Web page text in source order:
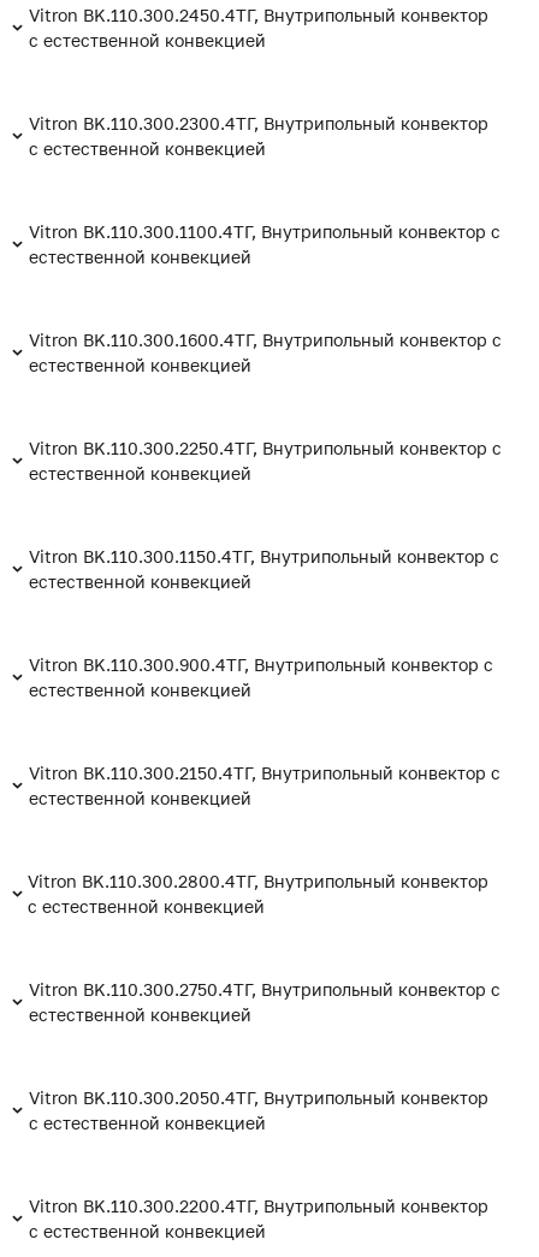
Vitron BK.110.300.2450.4ТГ, Внутрипольный конвектор
с естественной конвекцией
Vitron BK.110.300.2300.4ТГ, Внутрипольный конвектор
с естественной конвекцией
Vitron BK.110.300.1100.4ТГ, Внутрипольный конвектор с
естественной конвекцией
Vitron BK.110.300.1600.4ТГ, Внутрипольный конвектор с
естественной конвекцией
Vitron BK.110.300.2250.4ТГ, Внутрипольный конвектор с
естественной конвекцией
Vitron BK.110.300.1150.4ТГ, Внутрипольный конвектор с
естественной конвекцией
Vitron BK.110.300.900.4ТГ, Внутрипольный конвектор с
естественной конвекцией
Vitron BK.110.300.2150.4ТГ, Внутрипольный конвектор с
естественной конвекцией
Vitron BK.110.300.2800.4ТГ, Внутрипольный конвектор
с естественной конвекцией
Vitron BK.110.300.2750.4ТГ, Внутрипольный конвектор с
естественной конвекцией
Vitron BK.110.300.2050.4ТГ, Внутрипольный конвектор
с естественной конвекцией
Vitron BK.110.300.2200.4ТГ, Внутрипольный конвектор
с естественной конвекцией